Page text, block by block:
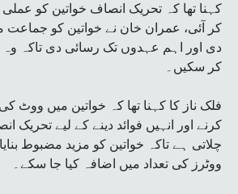
کہنا تھا کہ تحریک انصاف خواتین کو
کر آئی، عمران خان نے خواتین کو جماعت
دی اور اہم عہدوں تک رسائی دی تاکہ وہ
کر سکیں۔
فلک ناز کا کہنا تھا کہ خواتین میں ووٹ
کرنے اور انہیں فوائد دینے کے لیے تحریک
چلاتی ہے تاکہ خواتین کو مزید مضبوط
ووٹرز کی تعداد میں اضافہ کیا جا سکے۔